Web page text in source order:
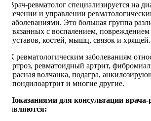
Врач-ревматолог специализируется на
лечении и управлении
заболеваниями. Это большая группа
связанных с воспалением,
суставов, костей, мышц, связок и хрящей.
К ревматологическим заболеваниям
артроз, ревматоидный артрит,
красная волчанка, подагра,
спондилоартрит и многие другие.
Показаниями для консультации врача-
являются: